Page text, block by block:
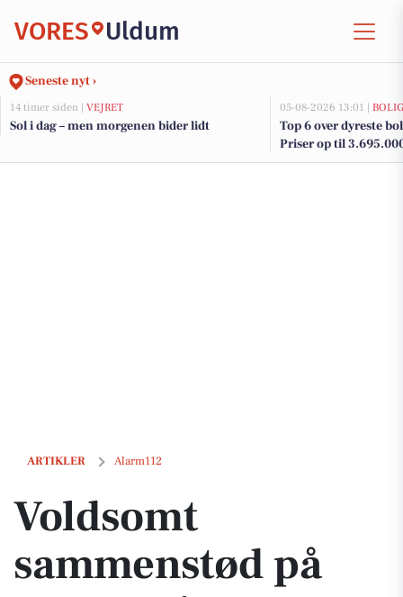
VORES Uldum
Seneste nyt ›
14 timer siden | VEJRET
Sol i dag – men morgenen bider lidt
05-08-2026 13:01 |
Top 6 over dyreste
Priser op til
ARTIKLER Alarm112
Voldsomt sammenstød på motorvejen
Voldsomt
sammenstød på